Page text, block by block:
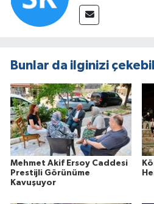
Bunlar da ilginizi
Mehmet Akif Ersoy Caddesi
Prestijli Görünüme
Kavuşuyor